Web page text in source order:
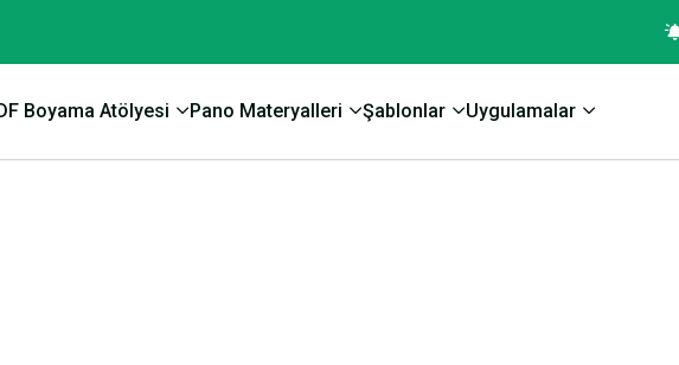
Boyama Atölyesi Pano Materyalleri Şablonlar Uygulamalar